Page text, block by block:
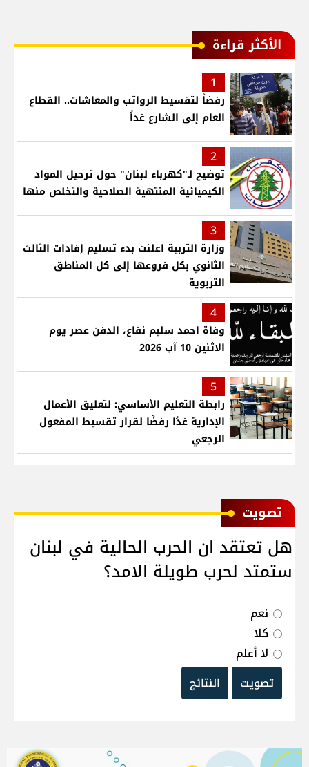
الأكثر قراءة
1
رفضاً لتقسيط الرواتب والمعاشات.. القطاع
العام إلى الشارع غداً
2
توضيح لـ"كهرباء لبنان" حول ترحيل المواد
الكيميائية المنتهية الصلاحية والتخلص منها
3
وزارة التربية اعلنت بدء تسليم إفادات الثالث
الثانوي بكل فروعها إلى كل المناطق
التربوية
4
وفاة احمد سليم نفاع، الدفن عصر يوم
الاثنين 10 آب 2026
5
رابطة التعليم الأساسي: لتعليق الأعمال
الإدارية غدًا رفضًا لقرار تقسيط المفعول
الرجعي
ﺗﺼﻮﻳﺖ
هل تعتقد ان الحرب الحالية في لبنان
ستمتد لحرب طويلة الامد؟
نعم
كلا
لا أعلم
تصويت
النتائج